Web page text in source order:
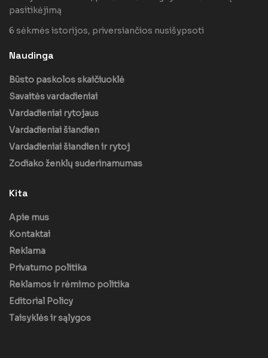
pasitikėjimą
6 sėkmės istorijos, priversiančios nusišypsoti
Naudinga
Būsto paskolos skaičiuoklė
Savaitės vardadieniai
Vardadieniai rytojaus
Vardadieniai šiandien
Vardadieniai šiandien ir rytoj
Zodiako ženklų suderinamumas
Kita
Apie mus
Kontaktai
Reklama
Privatumo politika
Reklamos ir rėmimo politika
Editorial Policy
Taisyklės ir sąlygos